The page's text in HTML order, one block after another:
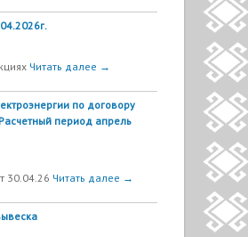
Читать далее →
по договору
период апрель
30.04.26 Читать далее →